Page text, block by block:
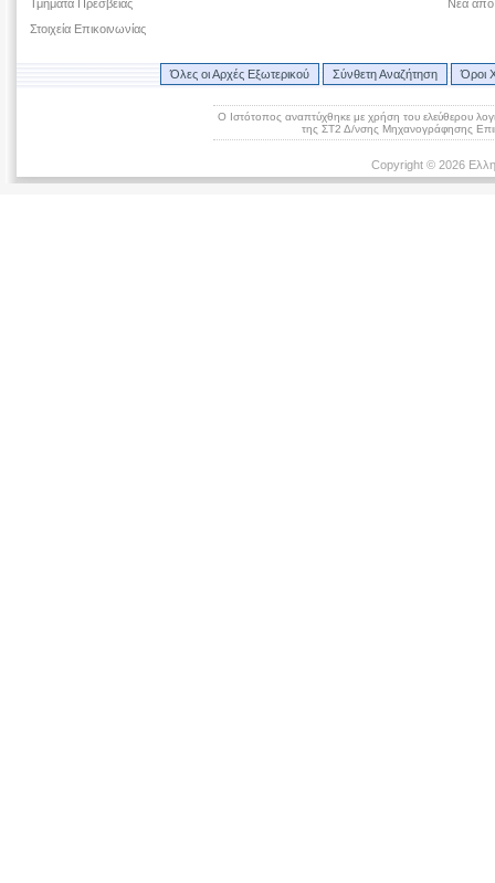
Τμήματα Πρεσβείας
Στοιχεία Επικοινωνίας
Νέα
Όλες οι Αρχές Εξωτερικού Σύνθετη Αναζήτηση Όροι
Ο Ιστότοπος αναπτύχθηκε με χρήση του ελεύθερου
της ΣΤ2 Δ/νσης Μηχανογράφησης
Copyright © 2026